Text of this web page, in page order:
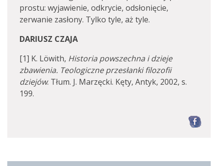
prostu: wyjawienie, odkrycie, odsłonięcie,
zerwanie zasłony. Tylko tyle, aż tyle.
DARIUSZ CZAJA
[1] K. Löwith, Historia powszechna i dzieje
zbawienia. Teologiczne przesłanki filozofii
dziejów. Tłum. J. Marzęcki. Kęty, Antyk, 2002, s.
199.